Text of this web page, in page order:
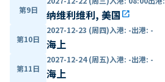
第9日 纳维利维利, 美国open_in_new
第10日
2027-12-23 (周四)入港: -出港: -
海上
第11日
2027-12-24 (周五)入港: -出港: -
海上